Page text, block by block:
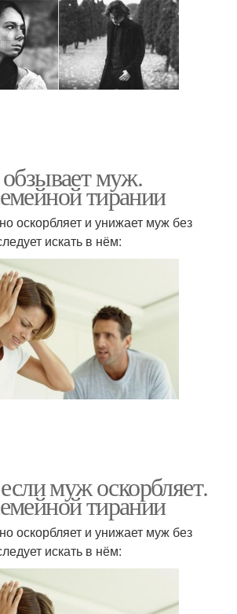
муж.
тирании
оскорбляет и унижает муж без
искать в нём:
муж оскорбляет.
тирании
оскорбляет и унижает муж без
искать в нём: